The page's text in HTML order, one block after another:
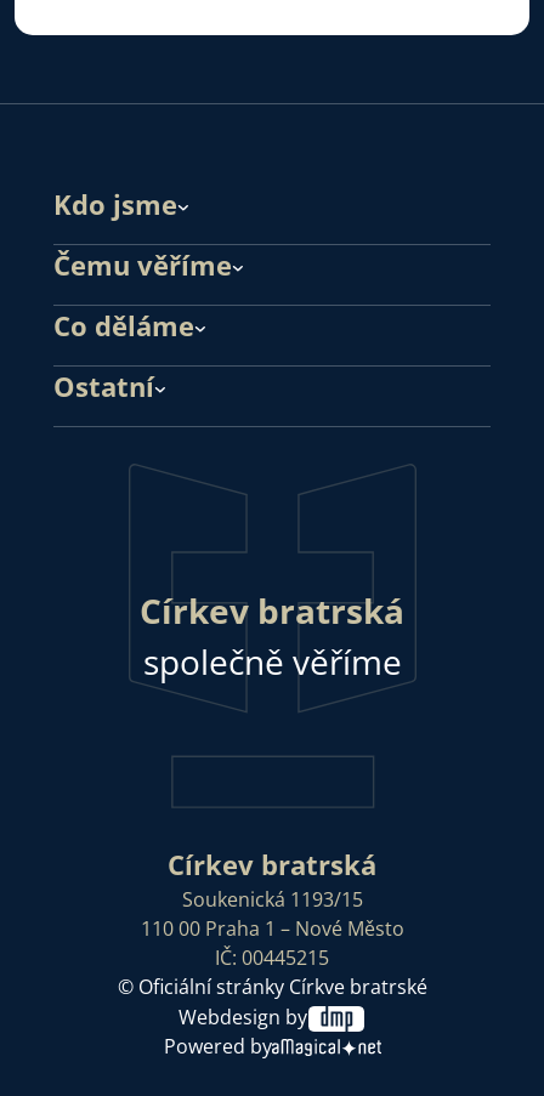
Kdo jsme
Čemu věříme
Co děláme
Ostatní
Církev bratrská
společně věříme
Církev bratrská
Soukenická 1193/15
110 00 Praha 1 – Nové Město
IČ: 00445215
© Oficiální stránky Církve bratrské
Webdesign by
Powered by